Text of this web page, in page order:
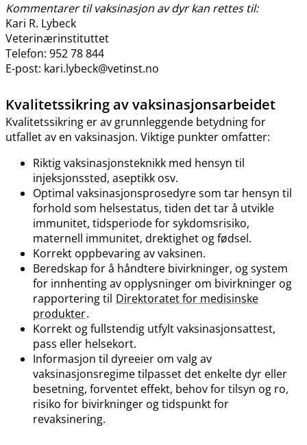
Kommentarer til vaksinasjon av dyr kan rettes til:
Kari R. Lybeck
Veterinærinstituttet
Telefon: 952 78 844
E-post: kari.lybeck@vetinst.no
Kvalitetssikring av vaksinasjonsarbeidet
Kvalitetssikring er av grunnleggende betydning for
utfallet av en vaksinasjon. Viktige punkter omfatter:
Riktig vaksinasjonsteknikk med hensyn til
injeksjonssted, aseptikk osv.
Optimal vaksinasjonsprosedyre som tar hensyn til
forhold som helsestatus, tiden det tar å utvikle
immunitet, tidsperiode for sykdomsrisiko,
maternell immunitet, drektighet og fødsel.
Korrekt oppbevaring av vaksinen.
Beredskap for å håndtere bivirkninger, og system
for innhenting av opplysninger om bivirkninger og
rapportering til Direktoratet for medisinske
produkter.
Korrekt og fullstendig utfylt vaksinasjonsattest,
pass eller helsekort.
Informasjon til dyreeier om valg av
vaksinasjonsregime tilpasset det enkelte dyr eller
besetning, forventet effekt, behov for tilsyn og ro,
risiko for bivirkninger og tidspunkt for
revaksinering.